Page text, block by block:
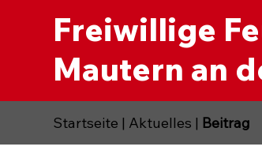
Freiwillige
Mautern an
Startseite | Aktuelles | Beitrag